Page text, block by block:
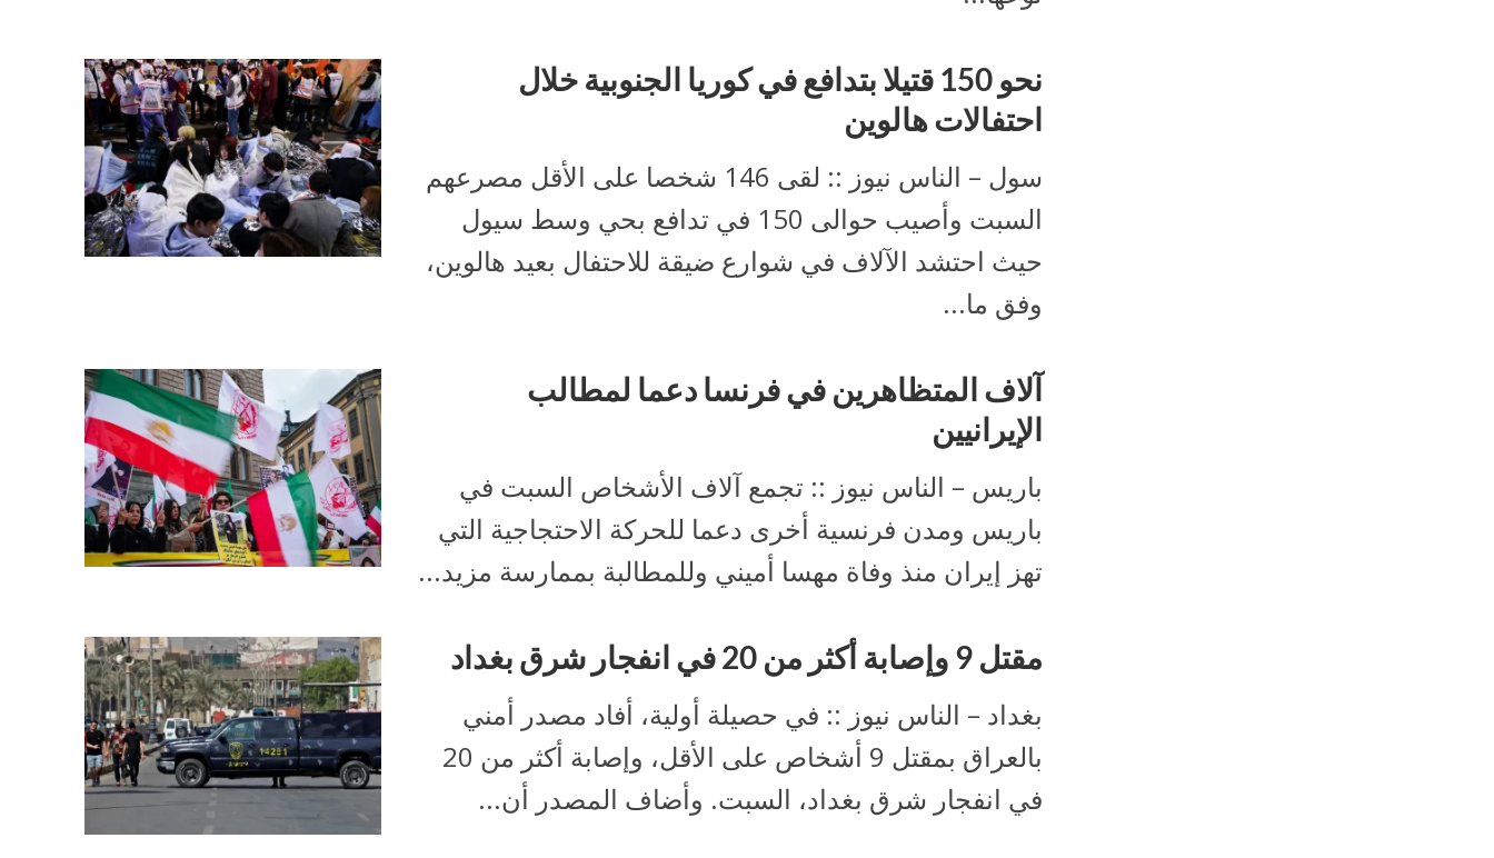
نحو 150 قتيلا بتدافع في كوريا الجنوبية خلال
احتفالات هالوين
سول – الناس نيوز :: لقى 146 شخصا على الأقل مصرعهم
السبت وأصيب حوالى 150 في تدافع بحي وسط سيول
حيث احتشد الآلاف في شوارع ضيقة للاحتفال بعيد هالوين،
وفق ما...
آلاف المتظاهرين في فرنسا دعما لمطالب
الإيرانيين
باريس – الناس نيوز :: تجمع آلاف الأشخاص السبت في
باريس ومدن فرنسية أخرى دعما للحركة الاحتجاجية التي
تهز إيران منذ وفاة مهسا أميني وللمطالبة بممارسة مزيد...
مقتل 9 وإصابة أكثر من 20 في انفجار شرق بغداد
بغداد – الناس نيوز :: في حصيلة أولية، أفاد مصدر أمني
بالعراق بمقتل 9 أشخاص على الأقل، وإصابة أكثر من 20
في انفجار شرق بغداد، السبت. وأضاف المصدر أن...